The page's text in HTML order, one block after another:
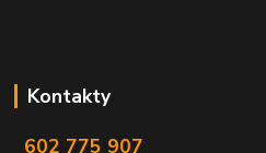
Kontakty
602 775 907